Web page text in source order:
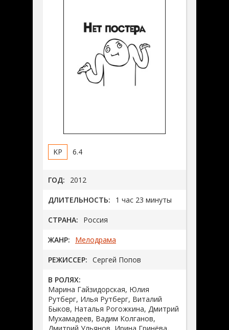
6.4
ГОД: 2012
ДЛИТЕЛЬНОСТЬ: 1 час 23 минуты
СТРАНА: Россия
ЖАНР: Мелодрама
РЕЖИССЕР: Сергей Попов
В РОЛЯХ:
Марина Гайзидорская, Юлия
Рутберг, Илья Рутберг, Виталий
Быков, Наталья Рогожкина, Дмитрий
Мухамадеев, Вадим Колганов,